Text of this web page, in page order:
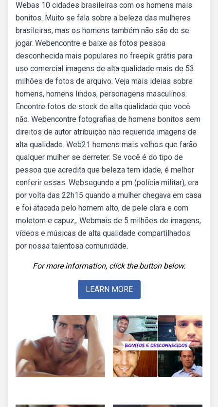
Webas 10 cidades brasileiras com os homens mais
bonitos. Muito se fala sobre a beleza das mulheres
brasileiras, mas os homens também não são de se
jogar. Webencontre e baixe as fotos pessoa
desconhecida mais populares no freepik grátis para
uso comercial imagens de alta qualidade mais de 53
milhões de fotos de arquivo. Veja mais ideias sobre
homens, homens lindos, personagens masculinos.
Encontre fotos de stock de alta qualidade que você
não. Webencontre fotografias de homens bonitos sem
direitos de autor atribuição não requerida imagens de
alta qualidade. Web21 homens mais velhos que farão
qualquer mulher se derreter. Se você é do tipo de
pessoa que acredita que beleza tem idade, é melhor
conferir essas. Websegundo a pm (polícia militar), era
por volta das 22h15 quando a mulher chegava em casa
e foi atacada pelo homem alto, de pele clara e com
moletom e capuz,. Webmais de 5 milhões de imagens,
vídeos e músicas de alta qualidade compartilhados
por nossa talentosa comunidade.
For more information, click the button below.
LEARN MORE